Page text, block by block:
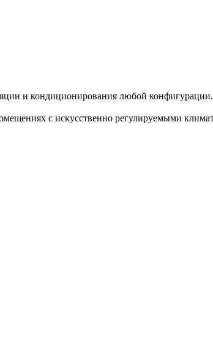
и кондиционирования любой
с искусственно регулируемыми